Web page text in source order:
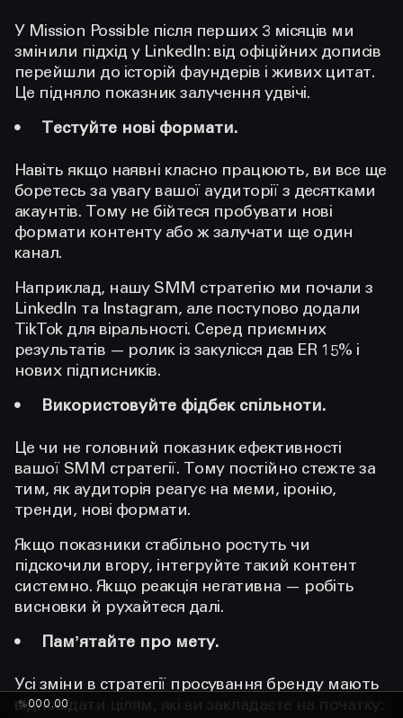
У Mission Possible після перших 3 місяців ми
змінили підхід у LinkedIn: від офіційних дописів
перейшли до історій фаундерів і живих цитат.
Це підняло показник залучення удвічі.
Тестуйте нові формати.
Навіть якщо наявні класно працюють, ви все ще
боретесь за увагу вашої аудиторії з десятками
акаунтів. Тому не бійтеся пробувати нові
формати контенту або ж залучати ще один
канал.
Наприклад, нашу SMM стратегію ми почали з
LinkedIn та Instagram, але поступово додали
TikTok для віральності. Серед приємних
результатів — ролик із закулісся дав ER 15% і
нових підписників.
Використовуйте фідбек спільноти.
Це чи не головний показник ефективності
вашої SMM стратегії. Тому постійно стежте за
тим, як аудиторія реагує на меми, іронію,
тренди, нові формати.
Якщо показники стабільно ростуть чи
підскочили вгору, інтегруйте такий контент
системно. Якщо реакція негативна — робіть
висновки й рухайтеся далі.
Памʼятайте про мету.
Усі зміни в стратегії просування бренду мають
відповідати цілям, які ви закладаєте на початку:
%000.00